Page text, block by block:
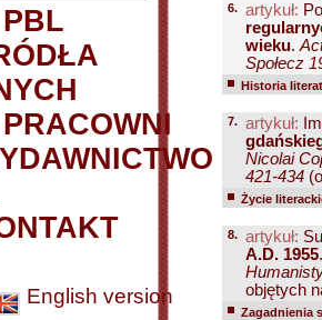
English version
6. artykuł:
wieku.
Społecz
Historia
7. artykuł:
Nicolai
421-434
Życie
8. artykuł:
A.D. 1955
objętych
Zagadnienia